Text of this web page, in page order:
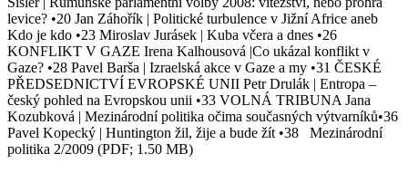
levice? •20 Jan Záhořík | Politické turbulence v Jižní Africe aneb
Kdo je kdo •23 Miroslav Jurásek | Kuba včera a dnes •26
KONFLIKT V GAZE Irena Kalhousová |Co ukázal konflikt v
Gaze? •28 Pavel Barša | Izraelská akce v Gaze a my •31 ČESKÉ
PŘEDSEDNICTVÍ EVROPSKÉ UNII Petr Drulák | Entropa –
český pohled na Evropskou unii •33 VOLNÁ TRIBUNA Jana
Kozubková | Mezinárodní politika očima současných výtvarníků•36
Pavel Kopecký | Huntington žil, žije a bude žít •38 Mezinárodní
politika 2/2009 (PDF; 1.50 MB)